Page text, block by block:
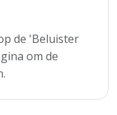
de 'Beluister
om de